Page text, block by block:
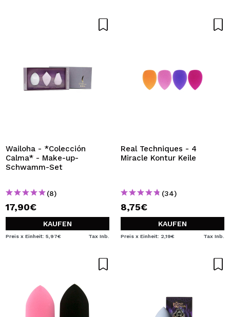
Wailoha - *Colección
Calma* - Make-up-
Schwamm-Set
(8)
17,90€
KAUFEN
Preis x Einheit: 5,97€ Tax Inb.
Real Techniques - 4
Miracle Kontur Keile
(34)
8,75€
KAUFEN
Preis x Einheit: 2,19€ Tax Inb.